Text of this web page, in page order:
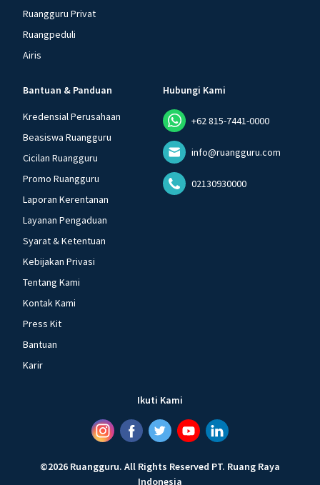
Ruangguru Privat
Ruangpeduli
Airis
Bantuan & Panduan
Kredensial Perusahaan
Beasiswa Ruangguru
Cicilan Ruangguru
Promo Ruangguru
Laporan Kerentanan
Layanan Pengaduan
Syarat & Ketentuan
Kebijakan Privasi
Tentang Kami
Kontak Kami
Press Kit
Bantuan
Karir
Hubungi Kami
+62 815-7441-0000
info@ruangguru.com
02130930000
Ikuti Kami
©2026 Ruangguru. All Rights Reserved PT. Ruang Raya
Indonesia